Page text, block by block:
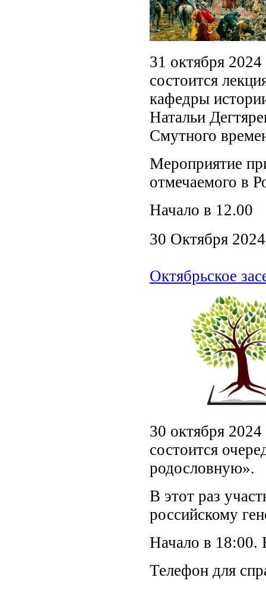
31 октября
состоится
кафедры
Натальи
Смутного
Мероприятие
отмечаемого в
Начало в
30 Октября 2024
Октябрьское
30 октября
состоится
родословную».
В этот раз
российскому
Начало в 18:00.
Телефон для